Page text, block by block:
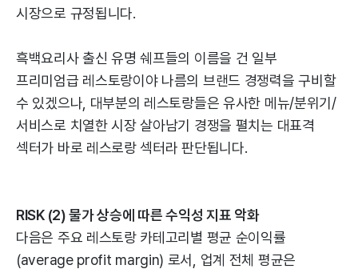
시장으로 규정됩니다.
흑백요리사 출신 유명 쉐프들의 이름을 건 일부
프리미엄급 레스토랑이야 나름의 브랜드 경쟁력을 구비할
수 있겠으나, 대부분의 레스토랑들은 유사한 메뉴/분위기/
서비스로 치열한 시장 살아남기 경쟁을 펼치는 대표격
섹터가 바로 레스로랑 섹터라 판단됩니다.
RISK (2) 물가 상승에 따른 수익성 지표 악화
다음은 주요 레스토랑 카테고리별 평균 순이익률
(average profit margin) 로서, 업계 전체 평균은